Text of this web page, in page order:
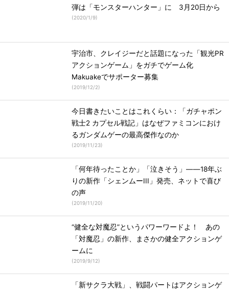
弾は「モンスターハンター」に 3月20日から
(2020/1/9)
宇治市、クレイジーだと話題になった「観光PR
アクションゲーム」をガチでゲーム化
Makuakeでサポーター募集
(2019/12/2)
今日書きたいことはこれくらい：「ガチャポン
戦士2 カプセル戦記」はなぜファミコンにおけ
るガンダムゲーの最高傑作なのか
(2019/11/23)
「何年待ったことか」「泣きそう」――18年ぶ
りの新作「シェンムーIII」発売、ネットで喜び
の声
(2019/11/20)
“健全な対魔忍”というパワーワードよ！ あの
「対魔忍」の新作、まさかの健全アクションゲ
ームに
(2019/9/12)
「新サクラ大戦」、戦闘パートはアクションゲ